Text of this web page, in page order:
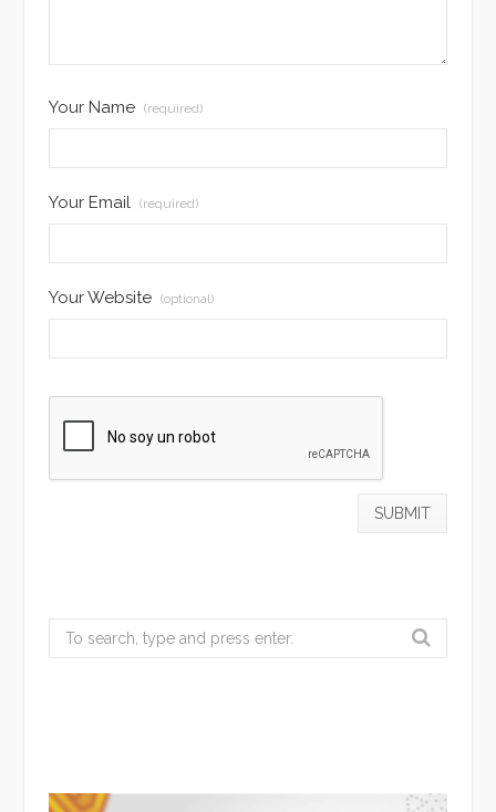
Your Name (required)
Your Email (required)
Your Website (optional)
Search
for: